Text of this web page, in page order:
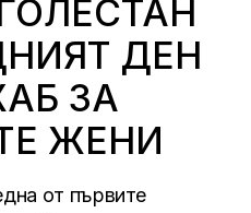
ДЕН
ЗА
ЖЕНИ
от първите